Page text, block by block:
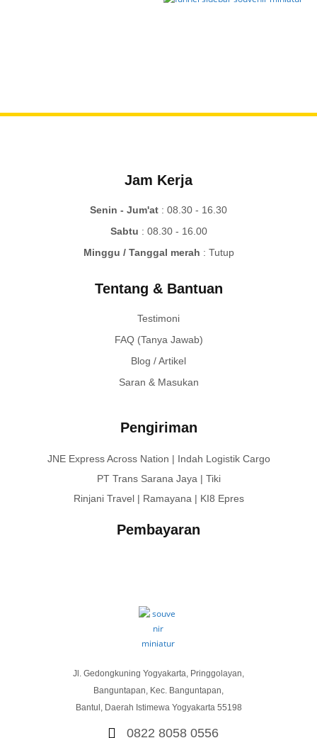
Jam Kerja
Senin - Jum'at : 08.30 - 16.30
Sabtu : 08.30 - 16.00
Minggu / Tanggal merah : Tutup
Tentang & Bantuan
Testimoni
FAQ (Tanya Jawab)
Blog / Artikel
Saran & Masukan
Pengiriman
JNE Express Across Nation | Indah Logistik Cargo
PT Trans Sarana Jaya | Tiki
Rinjani Travel | Ramayana | KI8 Epres
Pembayaran
Jl. Gedongkuning Yogyakarta, Pringgolayan,
Banguntapan, Kec. Banguntapan,
Bantul, Daerah Istimewa Yogyakarta 55198
0822 8058 0556